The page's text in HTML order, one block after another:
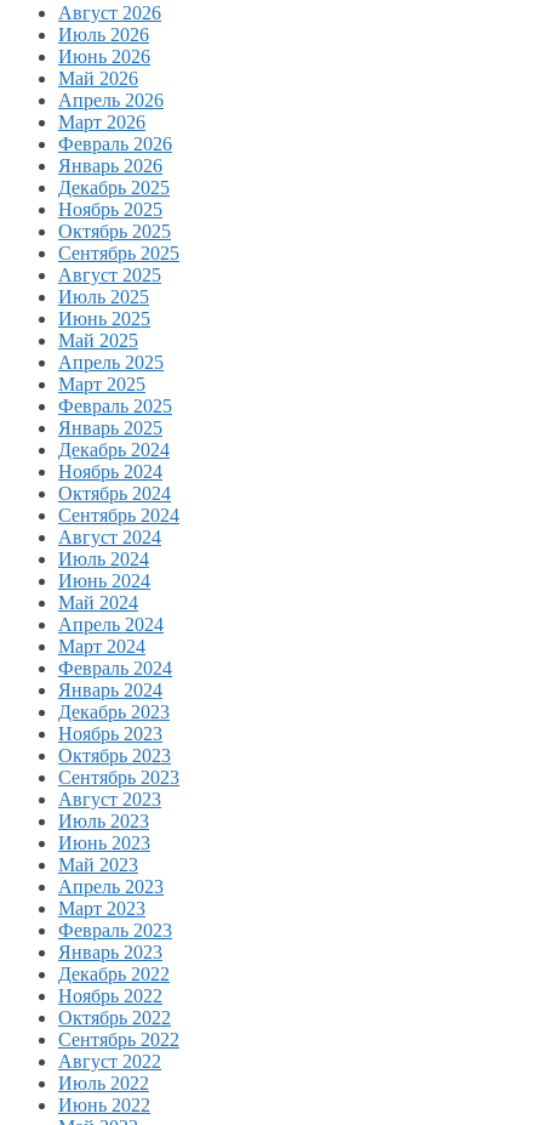
Август 2026
Июль 2026
Июнь 2026
Май 2026
Апрель 2026
Март 2026
Февраль 2026
Январь 2026
Декабрь 2025
Ноябрь 2025
Октябрь 2025
Сентябрь 2025
Август 2025
Июль 2025
Июнь 2025
Май 2025
Апрель 2025
Март 2025
Февраль 2025
Январь 2025
Декабрь 2024
Ноябрь 2024
Октябрь 2024
Сентябрь 2024
Август 2024
Июль 2024
Июнь 2024
Май 2024
Апрель 2024
Март 2024
Февраль 2024
Январь 2024
Декабрь 2023
Ноябрь 2023
Октябрь 2023
Сентябрь 2023
Август 2023
Июль 2023
Июнь 2023
Май 2023
Апрель 2023
Март 2023
Февраль 2023
Январь 2023
Декабрь 2022
Ноябрь 2022
Октябрь 2022
Сентябрь 2022
Август 2022
Июль 2022
Июнь 2022